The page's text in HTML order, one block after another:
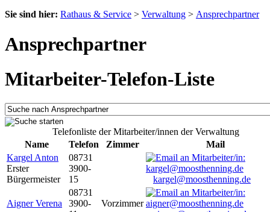
Sie sind hier: Rathaus & Service > Verwaltung > Ansprechpartner
Ansprechpartner
Mitarbeiter-Telefon-Liste
Telefonliste der Mitarbeiter/innen der Verwaltung
Name
Telefon Zimmer
Mail
Kargel Anton
Erster
Bürgermeister
08731
3900-
15
kargel@moosthenning.de
Aigner Verena
08731
3900-
Vorzimmer